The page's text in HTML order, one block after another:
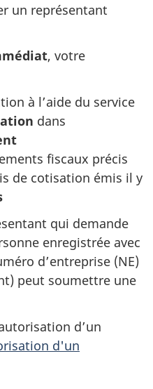
un représentant
, votre
à l’aide du service
dans
fiscaux précis
de cotisation émis il y
qui demande
enregistrée avec
d’entreprise (NE)
peut soumettre une
d’un
d'un